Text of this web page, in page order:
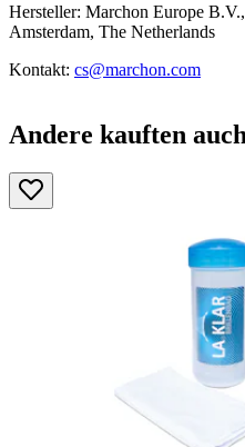
Hersteller: Marchon Europe
Amsterdam, The Netherlands
Kontakt: cs@marchon.com
Andere kauften auch